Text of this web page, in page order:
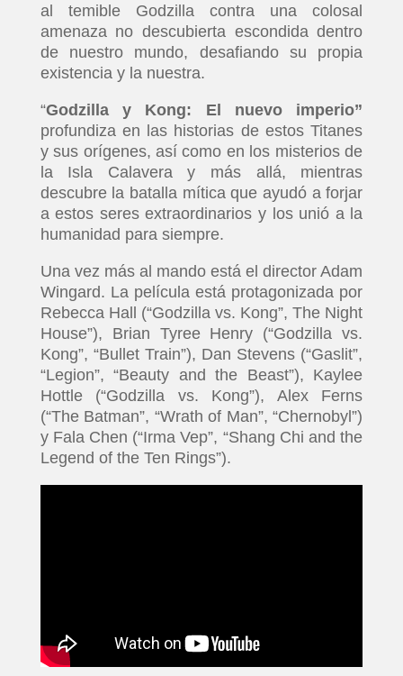
al temible Godzilla contra una colosal
amenaza no descubierta escondida dentro
de nuestro mundo, desafiando su propia
existencia y la nuestra.
“Godzilla y Kong: El nuevo imperio”
profundiza en las historias de estos Titanes
y sus orígenes, así como en los misterios de
la Isla Calavera y más allá, mientras
descubre la batalla mítica que ayudó a forjar
a estos seres extraordinarios y los unió a la
humanidad para siempre.
Una vez más al mando está el director Adam
Wingard. La película está protagonizada por
Rebecca Hall (“Godzilla vs. Kong”, The Night
House”), Brian Tyree Henry (“Godzilla vs.
Kong”, “Bullet Train”), Dan Stevens (“Gaslit”,
“Legion”, “Beauty and the Beast”), Kaylee
Hottle (“Godzilla vs. Kong”), Alex Ferns
(“The Batman”, “Wrath of Man”, “Chernobyl”)
y Fala Chen (“Irma Vep”, “Shang Chi and the
Legend of the Ten Rings”).